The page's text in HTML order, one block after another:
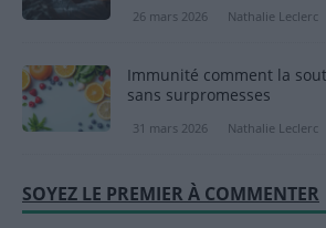
26 mars 2026 Nathalie Leclerc
Immunité comment la
sans surpromesses
31 mars 2026 Nathalie Leclerc
SOYEZ LE PREMIER À COMMENTER